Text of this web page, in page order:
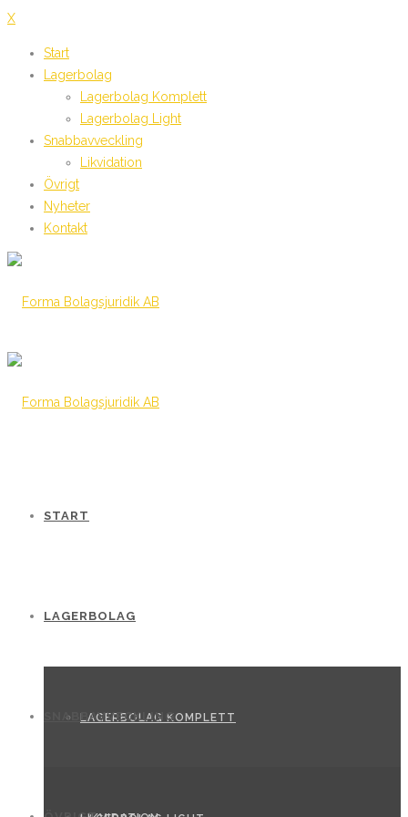
X
Start
Lagerbolag
Lagerbolag Komplett
Lagerbolag Light
Snabbavveckling
Likvidation
Övrigt
Nyheter
Kontakt
START
LAGERBOLAG
LAGERBOLAG KOMPLETT
SNABBAVVECKLING